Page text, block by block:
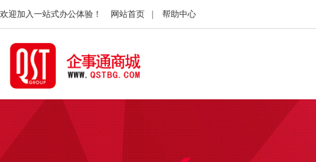
欢迎加入一站式办公体验！ 网站首页 帮助中心